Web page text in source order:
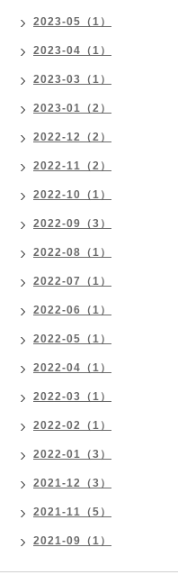
2023-05（1）
2023-04（1）
2023-03（1）
2023-01（2）
2022-12（2）
2022-11（2）
2022-10（1）
2022-09（3）
2022-08（1）
2022-07（1）
2022-06（1）
2022-05（1）
2022-04（1）
2022-03（1）
2022-02（1）
2022-01（3）
2021-12（3）
2021-11（5）
2021-09（1）